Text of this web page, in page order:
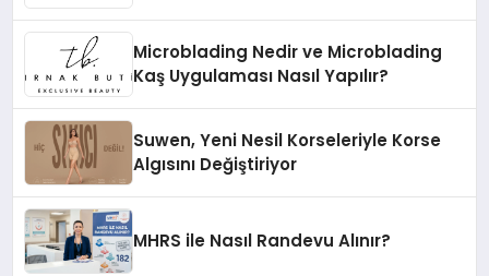
Microblading Nedir ve Microblading
Kaş Uygulaması Nasıl Yapılır?
Suwen, Yeni Nesil Korseleriyle Korse
Algısını Değiştiriyor
MHRS ile Nasıl Randevu Alınır?